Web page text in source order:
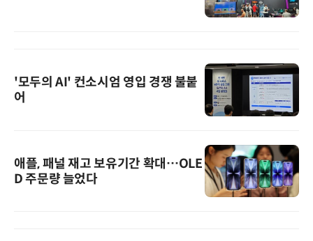
'모두의 AI' 컨소시엄 영입 경쟁 불붙
어
애플, 패널 재고 보유기간 확대…OLE
D 주문량 늘었다